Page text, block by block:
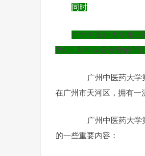
同时
广州中医药大学第
350元即可享受专业的陪
广州中医药大学第
在广州市天河区，拥有一
广州中医药大学第
的一些重要内容：